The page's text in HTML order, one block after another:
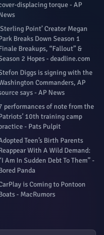
displacing torque - AP
Point’ Creator Megan
Breaks Down Season 1
Breakups, “Fallout” &
2 Hopes - deadline.com
Diggs is signing with the
Commanders, AP
says - AP News
performances of note from the
10th training camp
- Pats Pulpit
Teen’s Birth Parents
With A Wild Demand:
Am In Sudden Debt To Them” -
Panda
is Coming to Pontoon
- MacRumors